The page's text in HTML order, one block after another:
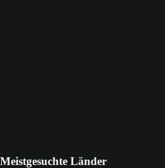
Meistgesuchte Länder